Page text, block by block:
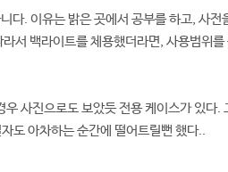
다. 이유는 밝은 곳에서 공부를 하고, 사
서 백라이트를 체용했더라면, 사용범위
사진으로도 보았듯 전용 케이스가 있다.
도 아차하는 순간에 떨어트릴뻔 했다..